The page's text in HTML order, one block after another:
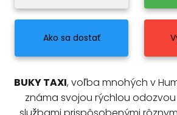
Ako sa dostať
BUKY TAXI, voľba mnohých v
známa svojou rýchlou